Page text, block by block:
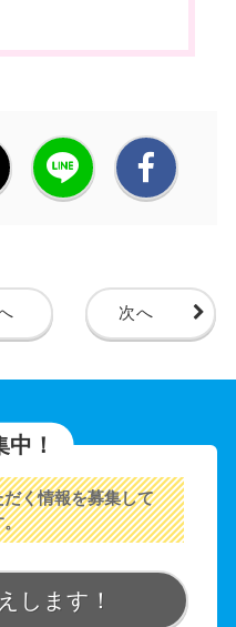
次へ
！
く情報を募集して
。
します！